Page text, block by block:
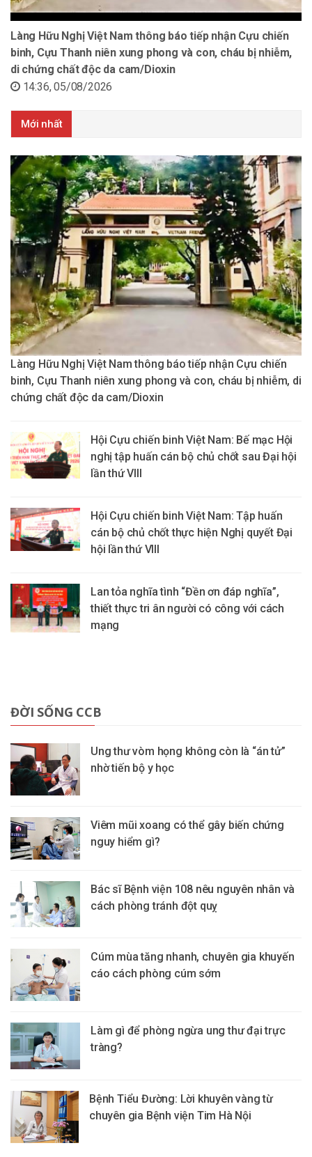
Làng Hữu Nghị Việt Nam thông báo tiếp nhận Cựu chiến
binh, Cựu Thanh niên xung phong và con, cháu bị nhiễm,
di chứng chất độc da cam/Dioxin
14:36, 05/08/2026
Mới nhất
Làng Hữu Nghị Việt Nam thông báo tiếp nhận Cựu chiến
binh, Cựu Thanh niên xung phong và con, cháu bị nhiễm, di
chứng chất độc da cam/Dioxin
Hội Cựu chiến binh Việt Nam: Bế mạc Hội
nghị tập huấn cán bộ chủ chốt sau Đại hội
lần thứ VIII
Hội Cựu chiến binh Việt Nam: Tập huấn
cán bộ chủ chốt thực hiện Nghị quyết Đại
hội lần thứ VIII
Lan tỏa nghĩa tình “Đền ơn đáp nghĩa”,
thiết thực tri ân người có công với cách
mạng
ĐỜI SỐNG CCB
Ung thư vòm họng không còn là “án tử”
nhờ tiến bộ y học
Viêm mũi xoang có thể gây biến chứng
nguy hiểm gì?
Bác sĩ Bệnh viện 108 nêu nguyên nhân và
cách phòng tránh đột quỵ
Cúm mùa tăng nhanh, chuyên gia khuyến
cáo cách phòng cúm sớm
Làm gì để phòng ngừa ung thư đại trực
tràng?
Bệnh Tiểu Đường: Lời khuyên vàng từ
chuyên gia Bệnh viện Tim Hà Nội